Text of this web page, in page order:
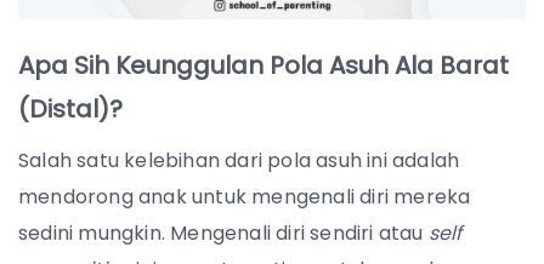
Apa Sih Keunggulan Pola Asuh Ala Barat
(Distal)?
Salah satu kelebihan dari pola asuh ini adalah
mendorong anak untuk mengenali diri mereka
sedini mungkin. Mengenali diri sendiri atau self